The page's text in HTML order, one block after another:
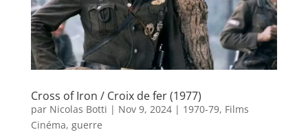
Cross of Iron / Croix de fer (1977)
par Nicolas Botti | Nov 9, 2024| 1970-79, Films
Cinéma, guerre